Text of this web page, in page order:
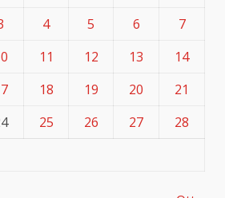
4 5 6
7
11 12 13
14
18 19 20
21
25 26 27
28